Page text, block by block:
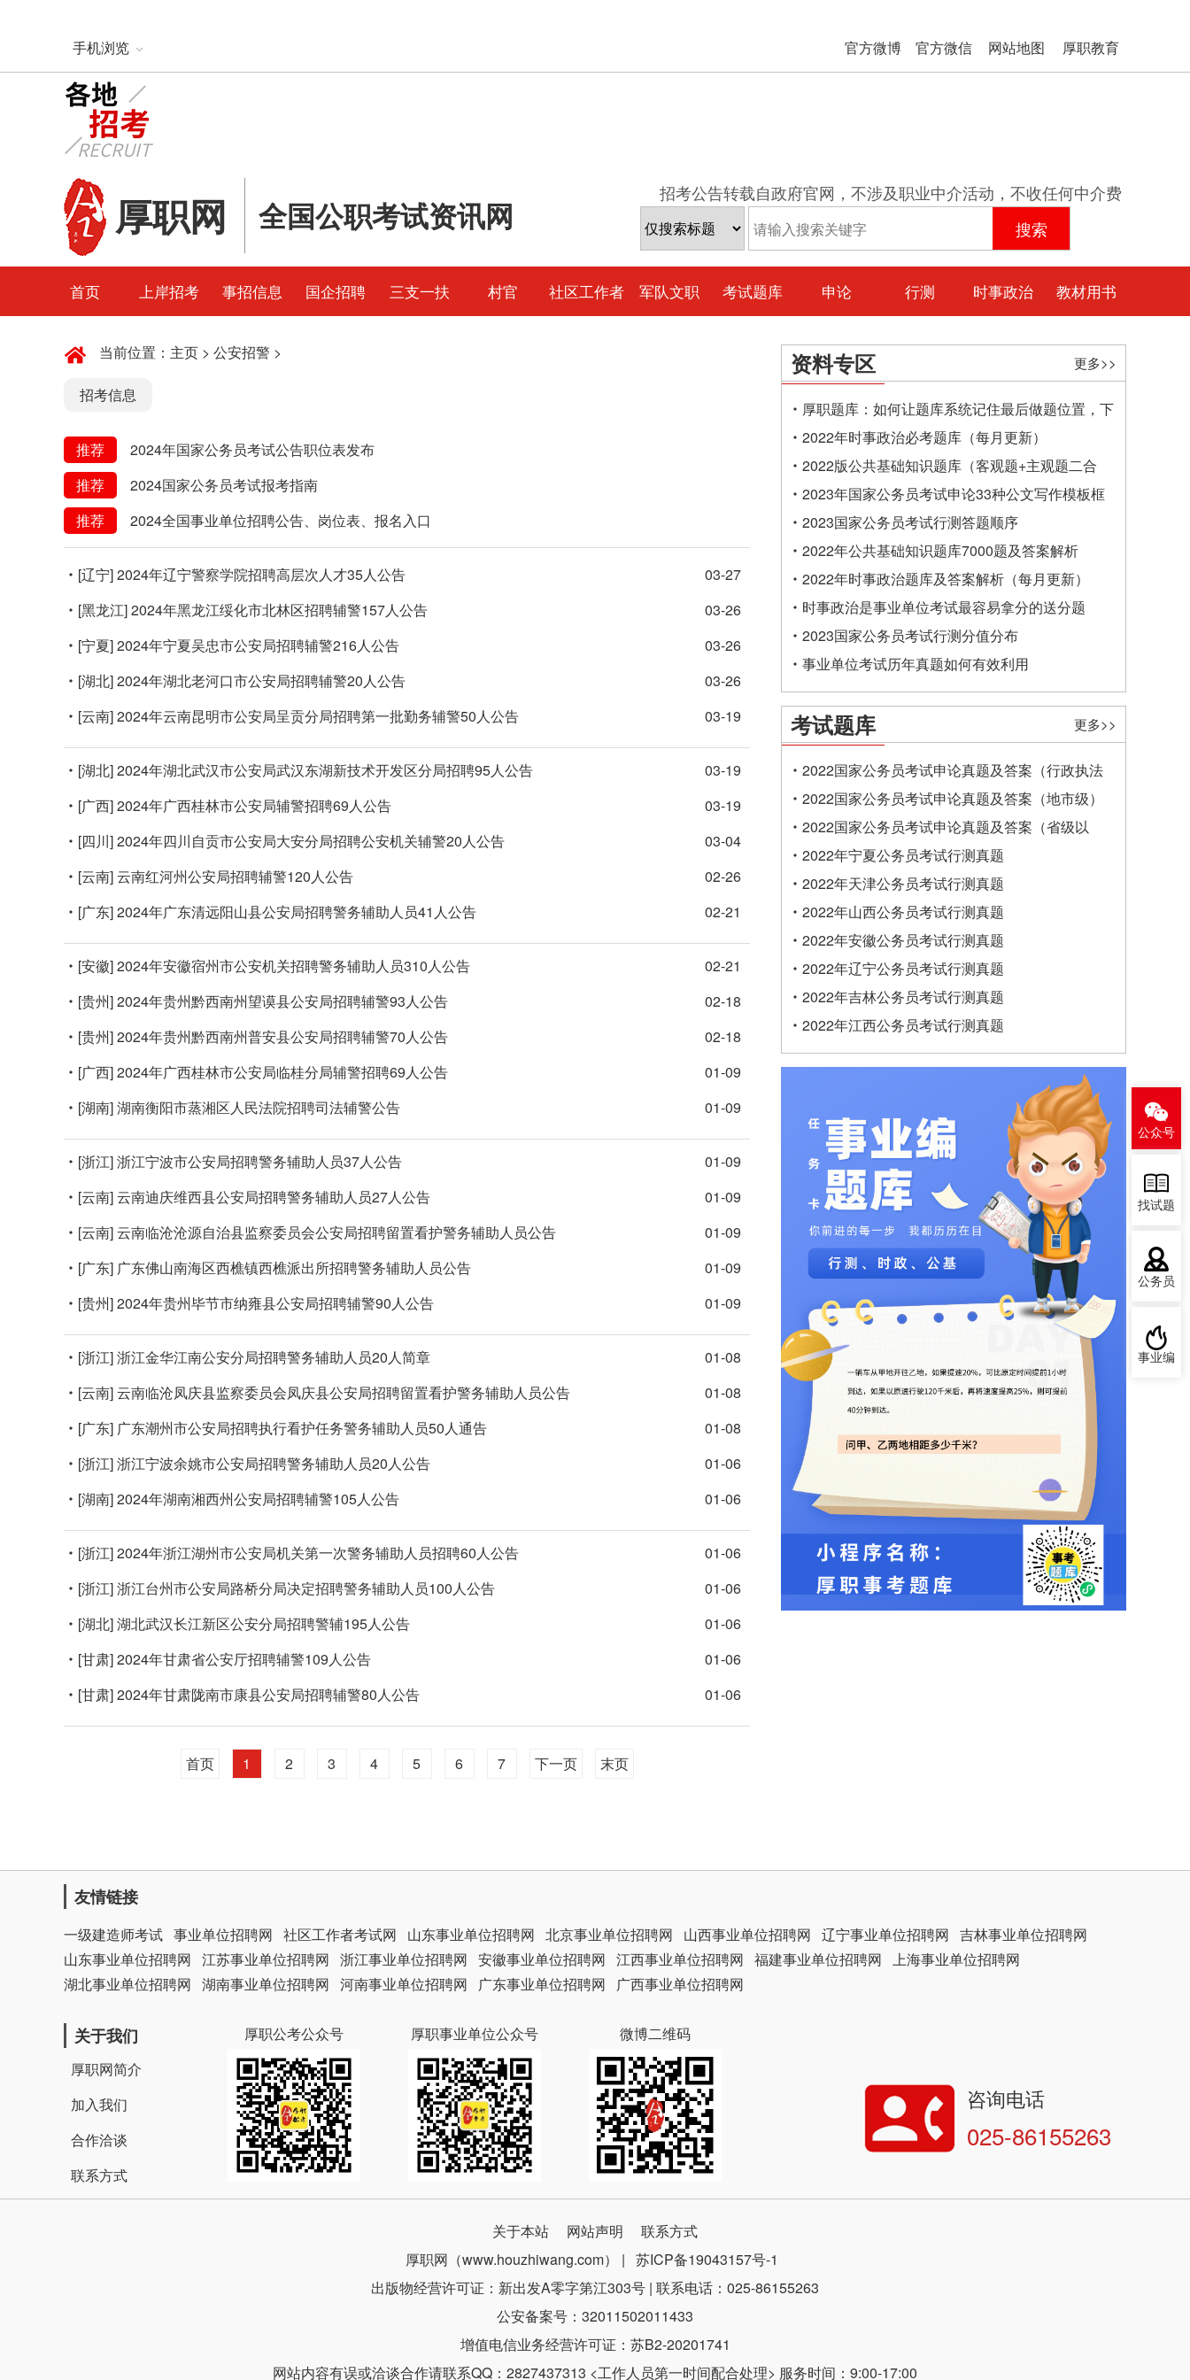
手机浏览 官方微博 官方微信 网站地图 厚职教育
厚职网 全国公职考试资讯网
招考公告转载自政府官网，不涉及职业中介活动，不收任何中介费
首页 上岸招考 事招信息 国企招聘 三支一扶 村官 社区工作者 军队文职 考试题库 申论 行测 时事政治 教材用书
当前位置： 主页 > 公安招警 >
招考信息
推荐
2024年国家公务员考试公告职位表发布
推荐
2024国家公务员考试报考指南
推荐
2024全国事业单位招聘公告、岗位表、报名入口
[辽宁]2024年辽宁警察学院招聘高层次人才35人公告
03-27
[黑龙江]2024年黑龙江绥化市北林区招聘辅警157人公告
03-26
[宁夏]2024年宁夏吴忠市公安局招聘辅警216人公告
03-26
[湖北]2024年湖北老河口市公安局招聘辅警20人公告
03-26
[云南]2024年云南昆明市公安局呈贡分局招聘第一批勤务辅警50人公告 03-19
[湖北]2024年湖北武汉市公安局武汉东湖新技术开发区分局招聘95人公告
03-19
[广西]2024年广西桂林市公安局辅警招聘69人公告
03-19
[四川]2024年四川自贡市公安局大安分局招聘公安机关辅警20人公告
03-04
[云南]云南红河州公安局招聘辅警120人公告
02-26
[广东]2024年广东清远阳山县公安局招聘警务辅助人员41人公告 02-21
[安徽]2024年安徽宿州市公安机关招聘警务辅助人员310人公告
02-21
[贵州]2024年贵州黔西南州望谟县公安局招聘辅警93人公告
02-18
[贵州]2024年贵州黔西南州普安县公安局招聘辅警70人公告
02-18
[广西]2024年广西桂林市公安局临桂分局辅警招聘69人公告
01-09
[湖南]湖南衡阳市蒸湘区人民法院招聘司法辅警公告 01-09
[浙江]浙江宁波市公安局招聘警务辅助人员37人公告
01-09
[云南]云南迪庆维西县公安局招聘警务辅助人员27人公告
01-09
[云南]云南临沧沧源自治县监察委员会公安局招聘留置看护警务辅助人员公告
01-09
[广东] 广东佛山南海区西樵镇西樵派出所招聘警务辅助人员公告
01-09
[贵州]2024年贵州毕节市纳雍县公安局招聘辅警90人公告 01-09
[浙江]浙江金华江南公安分局招聘警务辅助人员20人简章
01-08
[云南]云南临沧凤庆县监察委员会凤庆县公安局招聘留置看护警务辅助人员公告
01-08
[广东] 广东潮州市公安局招聘执行看护任务警务辅助人员50人通告
01-08
[浙江]浙江宁波余姚市公安局招聘警务辅助人员20人公告
01-06
[湖南]2024年湖南湘西州公安局招聘辅警105人公告 01-06
[浙江]2024年浙江湖州市公安局机关第一次警务辅助人员招聘60人公告
01-06
[浙江]浙江台州市公安局路桥分局决定招聘警务辅助人员100人公告
01-06
[湖北]湖北武汉长江新区公安分局招聘警辅195人公告
01-06
[甘肃]2024年甘肃省公安厅招聘辅警109人公告
01-06
[甘肃]2024年甘肃陇南市康县公安局招聘辅警80人公告 01-06
首页 1 2 3 4 5 6 7 下一页 末页
资料专区 更多>>
厚职题库：如何让题库系统记住最后做题位置，下
一次进入后可接续做题？
2022年时事政治必考题库（每月更新）
2022版公共基础知识题库（客观题+主观题二合
一）
2023年国家公务员考试申论33种公文写作模板框
架
2023国家公务员考试行测答题顺序
2022年公共基础知识题库7000题及答案解析
2022年时事政治题库及答案解析（每月更新）
时事政治是事业单位考试最容易拿分的送分题
2023国家公务员考试行测分值分布
事业单位考试历年真题如何有效利用
考试题库 更多>>
2022国家公务员考试申论真题及答案（行政执法
类）
2022国家公务员考试申论真题及答案（地市级）
2022国家公务员考试申论真题及答案（省级以
上）
2022年宁夏公务员考试行测真题
2022年天津公务员考试行测真题
2022年山西公务员考试行测真题
2022年安徽公务员考试行测真题
2022年辽宁公务员考试行测真题
2022年吉林公务员考试行测真题
2022年江西公务员考试行测真题
友情链接
一级建造师考试 事业单位招聘网 社区工作者考试网 山东事业单位招聘网 北京事业单位招聘网 山西事业单位招聘网 辽宁事业单位招聘网 吉林事业单位招聘网
山东事业单位招聘网 江苏事业单位招聘网 浙江事业单位招聘网 安徽事业单位招聘网 江西事业单位招聘网 福建事业单位招聘网 上海事业单位招聘网
湖北事业单位招聘网 湖南事业单位招聘网 河南事业单位招聘网 广东事业单位招聘网 广西事业单位招聘网
关于我们
厚职网简介
加入我们
合作洽谈
联系方式
厚职公考公众号 厚职事业单位公众号 微博二维码
咨询电话
025-86155263
关于本站 网站声明
联系方式
厚职网（www.houzhiwang.com） | 苏ICP备19043157号-1
出版物经营许可证：新出发A零字第江303号 | 联系电话：025-86155263
公安备案号：32011502011433
增值电信业务经营许可证：苏B2-20201741
网站内容有误或洽谈合作请联系QQ：2827437313 <工作人员第一时间配合处理> 服务时间：9:00-17:00
公众号
找试题
公务员
事业编